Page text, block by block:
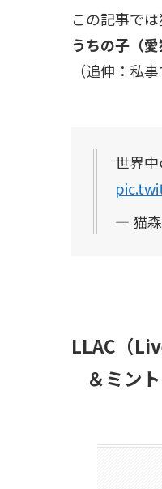
この記事で
うちの子（
（追伸：私
世界
— 猫
LLAC（
＆ミン